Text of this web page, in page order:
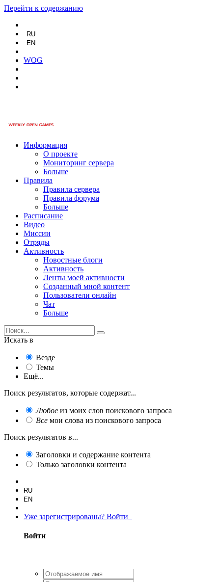
Перейти к содержанию
RU
EN
WOG
Информация
О проекте
Мониторинг сервера
Больше
Правила
Правила сервера
Правила форума
Больше
Расписание
Видео
Миссии
Отряды
Активность
Новостные блоги
Активность
Ленты моей активности
Созданный мной контент
Пользователи онлайн
Чат
Больше
Искать в
Везде
Темы
Ещё...
Поиск результатов, которые содержат...
Любое из моих слов поискового запроса
Все мои слова из поискового запроса
Поиск результатов в...
Заголовки и содержание контента
Только заголовки контента
RU
EN
Уже зарегистрированы? Войти
Войти